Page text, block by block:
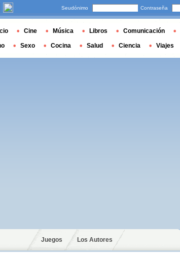
Juegos Los Autores
Seudónimo Contraseña
Cine Música Libros Comunicación
Sexo Cocina Salud Ciencia Viajes